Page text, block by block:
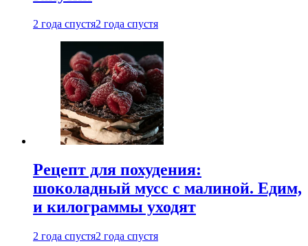
2 года спустя2 года спустя
Рецепт для похудения:
шоколадный мусс с малиной. Едим,
и килограммы уходят
2 года спустя2 года спустя